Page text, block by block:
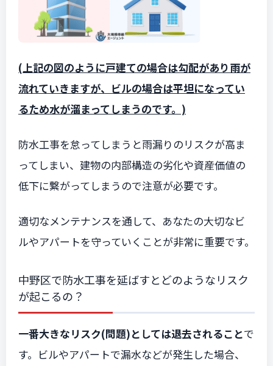
(上記の図のように戸建ての場合は勾配があり雨が
流れていきますが、ビルの場合は平坦になってい
るため水が溜まってしまうのです。)
防水工事を怠ってしまうと雨漏りのリスクが高ま
ってしまい、建物の内部構造の劣化や資産価値の
低下に繋がってしまうので注意が必要です。
適切なメンテナンスを通して、あなたの大切なビ
ルやアパートを守っていくことが非常に重要です。
中野区で防水工事を延ばすとどのようなリスク
が起こるの？
一番大きなリスク(問題)としては退去されることで
す。ビルやアパートで漏水などが発生した場合、